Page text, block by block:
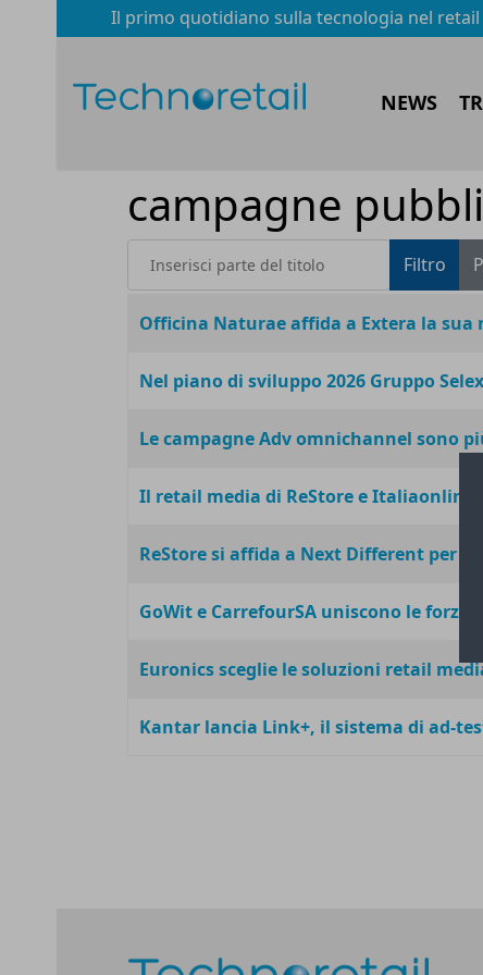
Il primo quotidiano sulla tecnologia nel retail
NEWS
campagne
Inserisci parte del titolo Filtro
Titolo
Officina Naturae affida a Extera la
Nel piano di sviluppo 2026 Gruppo
Le campagne Adv omnichannel sono
Il retail media di ReStore e
ReStore si affida a Next Different per
GoWit e CarrefourSA uniscono le forze
Euronics sceglie le soluzioni retail
Kantar lancia Link+, il sistema di ad-